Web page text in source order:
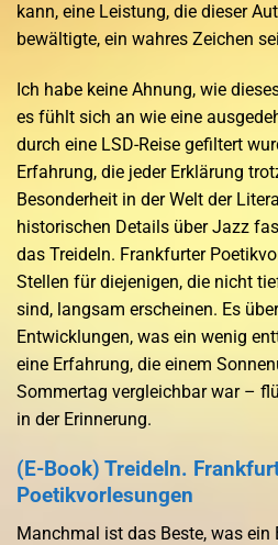
kann, eine Leistung, die dieser
bewältigte, ein wahres Zeichen
Ich habe keine Ahnung, wie
es fühlt sich an wie eine
durch eine LSD-Reise gefiltert
Erfahrung, die jeder Erklärung
Besonderheit in der Welt der
historischen Details über Jazz
das Treideln. Frankfurter
Stellen für diejenigen, die nicht
sind, langsam erscheinen. Es
Entwicklungen, was ein wenig
eine Erfahrung, die einem
Sommertag vergleichbar war –
in der Erinnerung.
(E-Book) Treideln.
Poetikvorlesungen
Manchmal ist das Beste, was ein